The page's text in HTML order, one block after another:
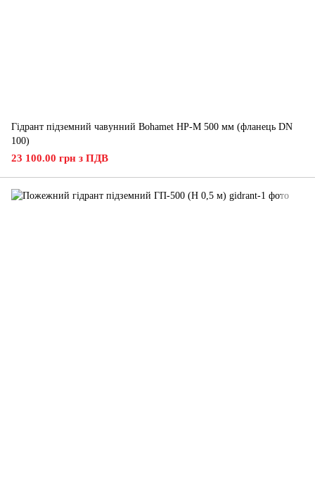
Гідрант підземний чавунний Bohamet HP-M 500 мм (фланець DN
100)
23 100.00 грн з ПДВ